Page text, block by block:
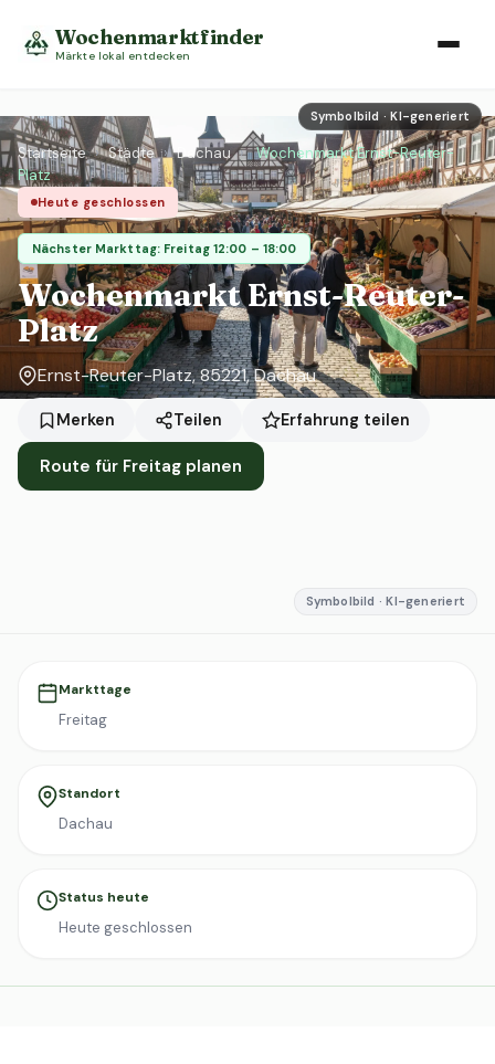
Wochenmarktfinder
Märkte lokal entdecken
Symbolbild · KI-generiert
Startseite › Städte › Dachau ›
Wochenmarkt Ernst-Reuter-
Platz
Heute geschlossen
Nächster Markttag: Freitag 12:00 – 18:00
Wochenmarkt Ernst-Reuter-
Platz
Ernst-Reuter-Platz, 85221, Dachau
Merken Teilen Erfahrung teilen
Route für Freitag planen
Symbolbild · KI-generiert
Markttage
Freitag
Standort
Dachau
Status heute
Heute geschlossen